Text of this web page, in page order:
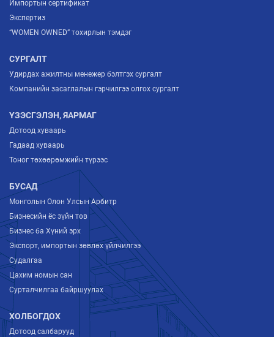
Импортын сертификат
Экспертиз
“WOMEN OWNED” тохирлын тэмдэг
СУРГАЛТ
Удирдах ажилтны менежер бэлтгэх сургалт
Компанийн засаглалын гэрчилгээ олгох сургалт
ҮЗЭСГЭЛЭН, ЯАРМАГ
Дотоод хуваарь
Гадаад хуваарь
Тоног төхөөрөмжийн түрээс
БУСАД
Монголын Олон Улсын Арбитр
Бизнесийн ёс зүйн төв
Бизнес ба Хүний эрх
Экспорт, импортын зөвлөх үйлчилгээ
Судалгаа
Цахим номын сан
Сурталчилгаа байршуулах
ХОЛБОГДОХ
Дотоод салбарууд